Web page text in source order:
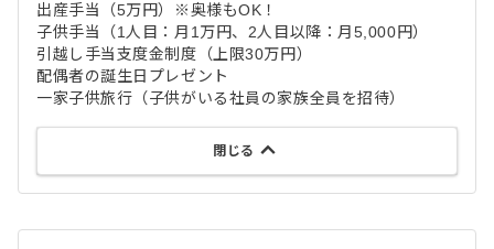
出産手当（5万円）※奥様もOK！
子供手当（1人目：月1万円、2人目以降：月5,000円）
引越し手当支度金制度（上限30万円）
配偶者の誕生日プレゼント
一家子供旅行（子供がいる社員の家族全員を招待）
閉じる